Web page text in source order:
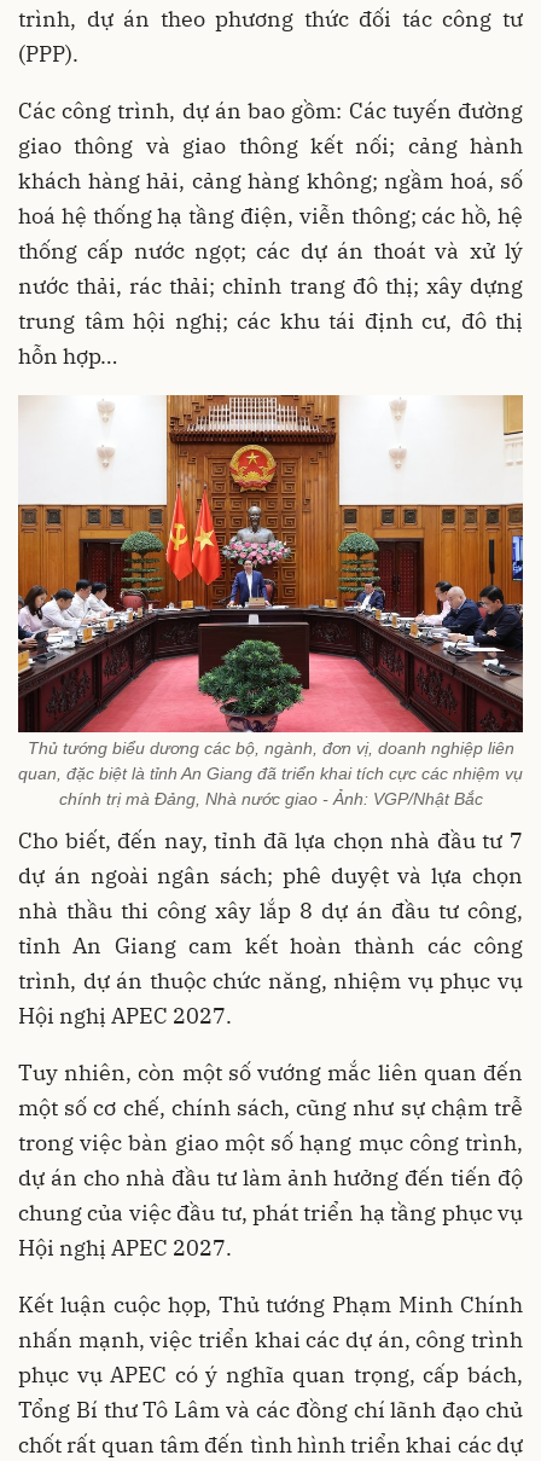
trình, dự án theo phương thức đối tác công tư
(PPP).
Các công trình, dự án bao gồm: Các tuyến đường
giao thông và giao thông kết nối; cảng hành
khách hàng hải, cảng hàng không; ngầm hoá, số
hoá hệ thống hạ tầng điện, viễn thông; các hồ, hệ
thống cấp nước ngọt; các dự án thoát và xử lý
nước thải, rác thải; chỉnh trang đô thị; xây dựng
trung tâm hội nghị; các khu tái định cư, đô thị
hỗn hợp…
Thủ tướng biểu dương các bộ, ngành, đơn vị, doanh nghiệp liên
quan, đặc biệt là tỉnh An Giang đã triển khai tích cực các nhiệm vụ
chính trị mà Đảng, Nhà nước giao - Ảnh: VGP/Nhật Bắc
Cho biết, đến nay, tỉnh đã lựa chọn nhà đầu tư 7
dự án ngoài ngân sách; phê duyệt và lựa chọn
nhà thầu thi công xây lắp 8 dự án đầu tư công,
tỉnh An Giang cam kết hoàn thành các công
trình, dự án thuộc chức năng, nhiệm vụ phục vụ
Hội nghị APEC 2027.
Tuy nhiên, còn một số vướng mắc liên quan đến
một số cơ chế, chính sách, cũng như sự chậm trễ
trong việc bàn giao một số hạng mục công trình,
dự án cho nhà đầu tư làm ảnh hưởng đến tiến độ
chung của việc đầu tư, phát triển hạ tầng phục vụ
Hội nghị APEC 2027.
Kết luận cuộc họp, Thủ tướng Phạm Minh Chính
nhấn mạnh, việc triển khai các dự án, công trình
phục vụ APEC có ý nghĩa quan trọng, cấp bách,
Tổng Bí thư Tô Lâm và các đồng chí lãnh đạo chủ
chốt rất quan tâm đến tình hình triển khai các dự